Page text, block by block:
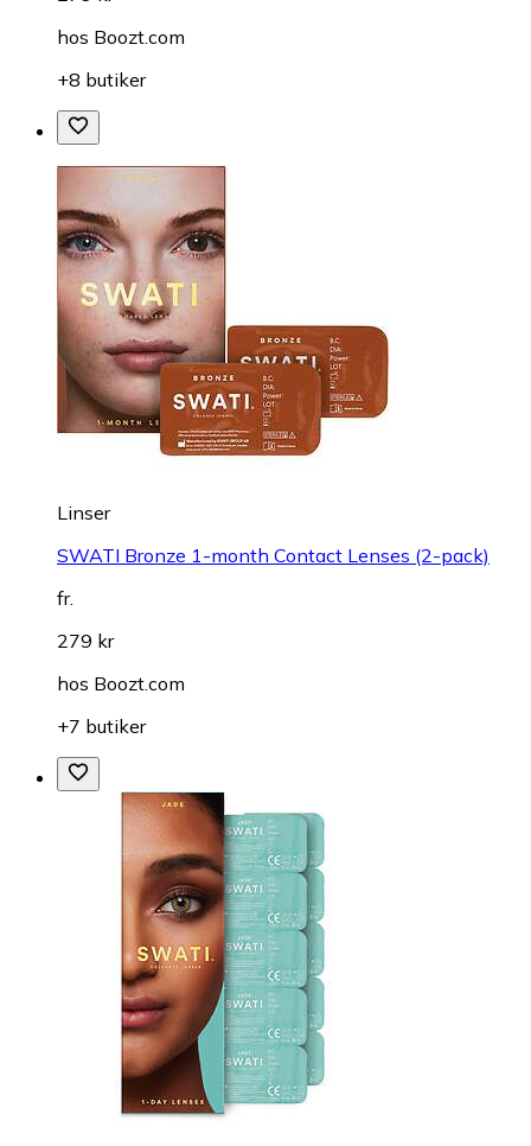
hos Boozt.com
+8 butiker
Linser
SWATI Bronze 1-month Contact Lenses (2-pack)
fr.
279 kr
hos Boozt.com
+7 butiker